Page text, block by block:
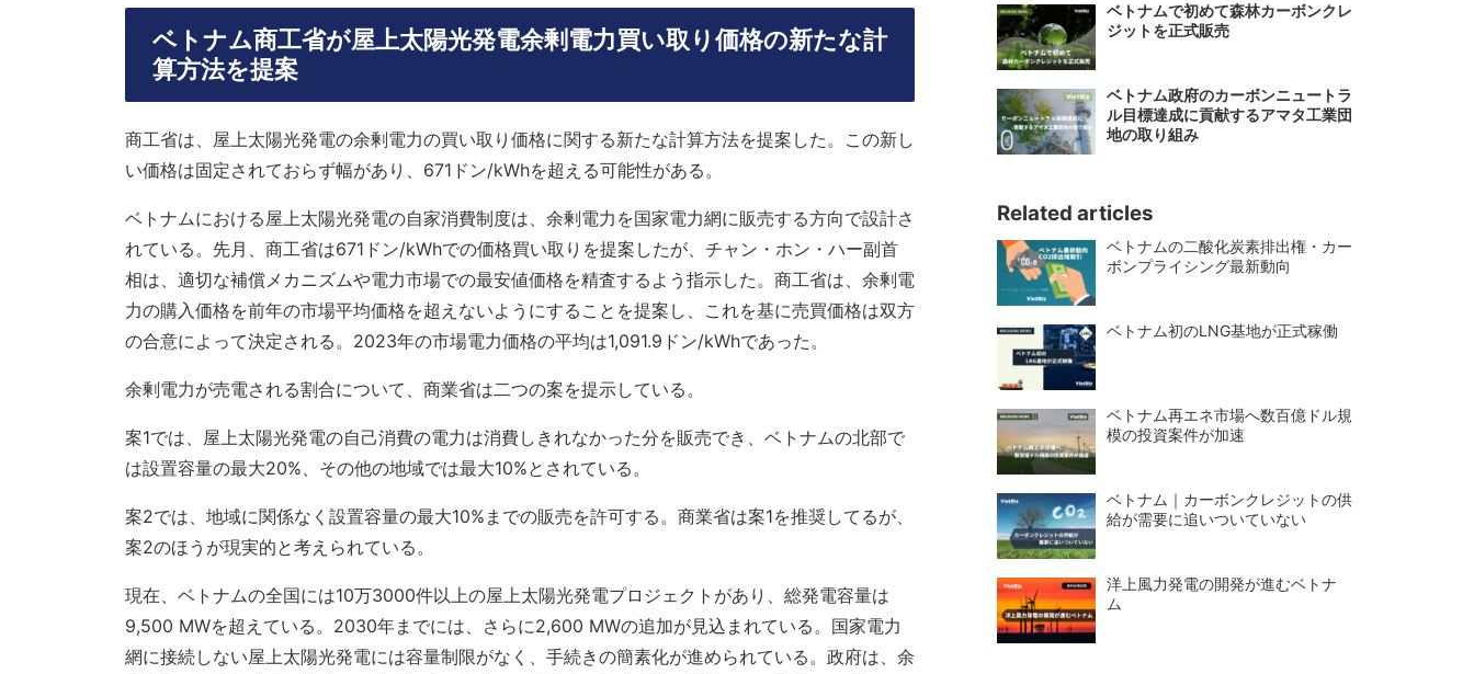
ベトナム商工省が屋上太陽光発電余剰電力買い取り価格の新たな計
算方法を提案
商工省は、屋上太陽光発電の余剰電力の買い取り価格に関する新たな計算方法を提案した。この新し
い価格は固定されておらず幅があり、671ドン/kWhを超える可能性がある。
ベトナムにおける屋上太陽光発電の自家消費制度は、余剰電力を国家電力網に販売する方向で設計さ
れている。先月、商工省は671ドン/kWhでの価格買い取りを提案したが、チャン・ホン・ハー副首
相は、適切な補償メカニズムや電力市場での最安値価格を精査するよう指示した。商工省は、余剰電
力の購入価格を前年の市場平均価格を超えないようにすることを提案し、これを基に売買価格は双方
の合意によって決定される。2023年の市場電力価格の平均は1,091.9ドン/kWhであった。
余剰電力が売電される割合について、商業省は二つの案を提示している。
案1では、屋上太陽光発電の自己消費の電力は消費しきれなかった分を販売でき、ベトナムの北部で
は設置容量の最大20%、その他の地域では最大10%とされている。
案2では、地域に関係なく設置容量の最大10%までの販売を許可する。商業省は案1を推奨してるが、
案2のほうが現実的と考えられている。
現在、ベトナムの全国には10万3000件以上の屋上太陽光発電プロジェクトがあり、総発電容量は
9,500 MWを超えている。2030年までには、さらに2,600 MWの追加が見込まれている。国家電力
網に接続しない屋上太陽光発電には容量制限がなく、手続きの簡素化が進められている。政府は、余
ベトナムで初めて森林カーボンクレ
ジットを正式販売
ベトナム政府のカーボンニュートラ
ル目標達成に貢献するアマタ工業団
地の取り組み
Related articles
ベトナムの二酸化炭素排出権・カー
ボンプライシング最新動向
ベトナム初のLNG基地が正式稼働
ベトナム再エネ市場へ数百億ドル規
模の投資案件が加速
ベトナム｜カーボンクレジットの供
給が需要に追いついていない
洋上風力発電の開発が進むベトナ
ム